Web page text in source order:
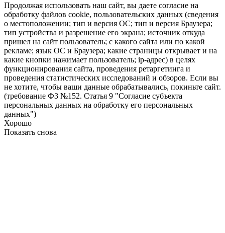
Продолжая использовать наш сайт, вы даете согласие на
обработку файлов cookie, пользовательских данных (сведения
о местоположении; тип и версия ОС; тип и версия Браузера;
тип устройства и разрешение его экрана; источник откуда
пришел на сайт пользователь; с какого сайта или по какой
рекламе; язык ОС и Браузера; какие страницы открывает и на
какие кнопки нажимает пользователь; ip-адрес) в целях
функционирования сайта, проведения ретаргетинга и
проведения статистических исследований и обзоров. Если вы
не хотите, чтобы ваши данные обрабатывались, покиньте сайт.
(требование ФЗ №152. Статья 9 "Согласие субъекта
персональных данных на обработку его персональных
данных")
Хорошо
Показать снова